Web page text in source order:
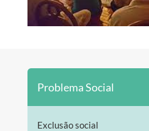
Problema Social
Exclusão social